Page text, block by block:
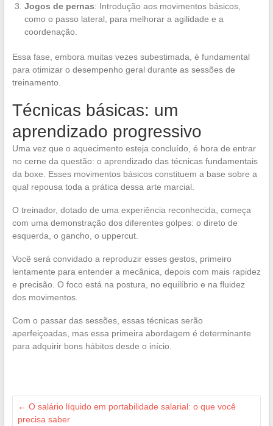
Jogos de pernas: Introdução aos movimentos básicos,
como o passo lateral, para melhorar a agilidade e a
coordenação.
Essa fase, embora muitas vezes subestimada, é fundamental
para otimizar o desempenho geral durante as sessões de
treinamento.
Técnicas básicas: um
aprendizado progressivo
Uma vez que o aquecimento esteja concluído, é hora de entrar
no cerne da questão: o aprendizado das técnicas fundamentais
da boxe. Esses movimentos básicos constituem a base sobre a
qual repousa toda a prática dessa arte marcial.
O treinador, dotado de uma experiência reconhecida, começa
com uma demonstração dos diferentes golpes: o direto de
esquerda, o gancho, o uppercut.
Você será convidado a reproduzir esses gestos, primeiro
lentamente para entender a mecânica, depois com mais rapidez
e precisão. O foco está na postura, no equilíbrio e na fluidez
dos movimentos.
Com o passar das sessões, essas técnicas serão
aperfeiçoadas, mas essa primeira abordagem é determinante
para adquirir bons hábitos desde o início.
← O salário líquido em portabilidade salarial: o que você
precisa saber